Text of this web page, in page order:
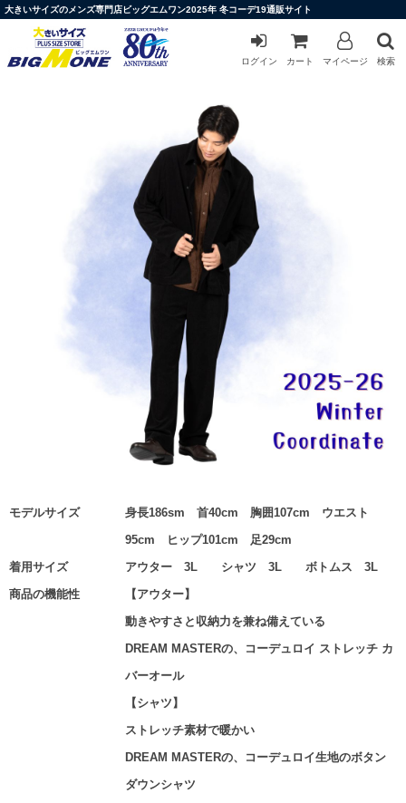
大きいサイズのメンズ専門店ビッグエムワン2025年 冬コーデ19通販サイト
ログイン カート マイページ 検索
モデルサイズ
身長186sm 首40cm 胸囲107cm ウエスト
95cm ヒップ101cm 足29cm
着用サイズ
アウター 3L シャツ 3L ボトムス 3L
商品の機能性
【アウター】
動きやすさと収納力を兼ね備えている
DREAM MASTERの、コーデュロイ ストレッチ カ
バーオール
【シャツ】
ストレッチ素材で暖かい
DREAM MASTERの、コーデュロイ生地のボタン
ダウンシャツ